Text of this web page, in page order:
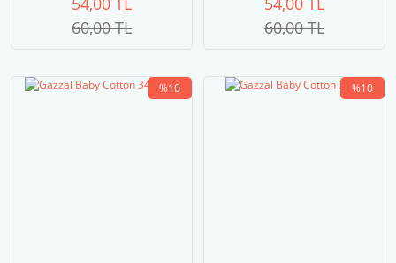
60,00 TL
60,00 TL
%10 %10